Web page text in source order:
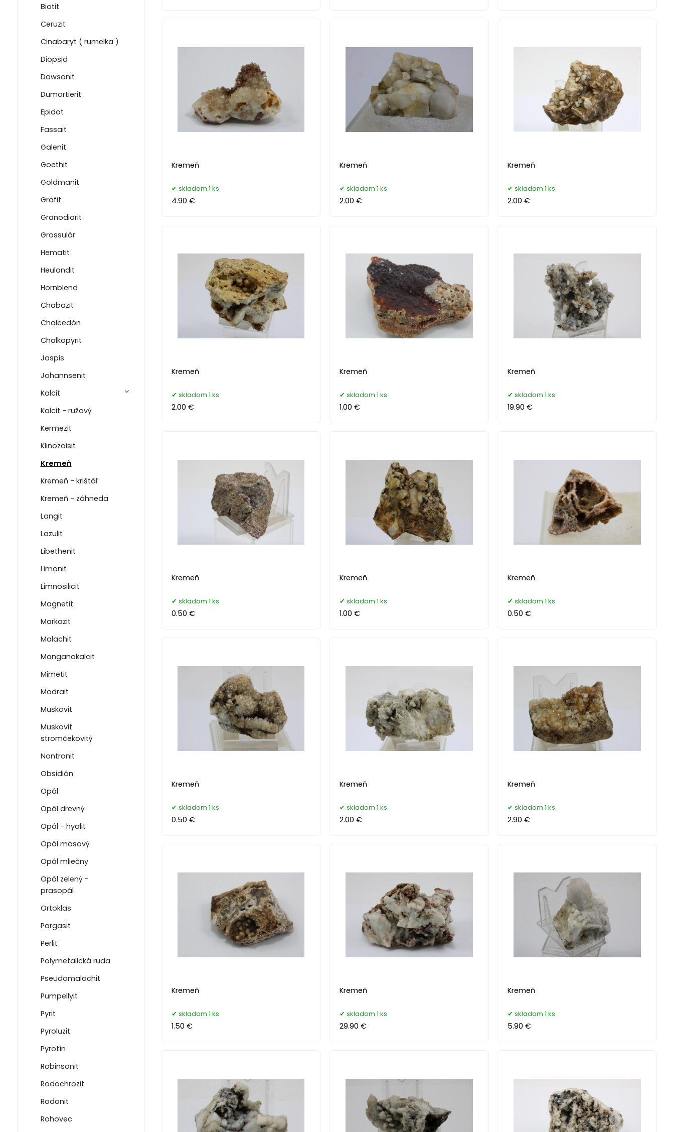
Biotit
Ceruzit
Cinabaryt ( rumelka )
Diopsid
Dawsonit
Dumortierit
Epidot
Fassait
Galenit
Goethit
Goldmanit
Grafit
Granodiorit
Grossulár
Hematit
Heulandit
Hornblend
Chabazit
Chalcedón
Chalkopyrit
Jaspis
Johannsenit
Kalcit
Kalcit - ružový
Kermezit
Klinozoisit
Kremeň
Kremeň - krištáľ
Kremeň - záhneda
Langit
Lazulit
Libethenit
Limonit
Limnosilicit
Magnetit
Markazit
Malachit
Manganokalcit
Mimetit
Modrait
Muskovit
Muskovit
stromčekovitý
Nontronit
Obsidián
Opál
Opál drevný
Opál - hyalit
Opál mäsový
Opál mliečny
Opál zelený -
prasopál
Ortoklas
Pargasit
Perlit
Polymetalická ruda
Pseudomalachit
Pumpellyit
Pyrit
Pyroluzit
Pyrotín
Robinsonit
Rodochrozit
Rodonit
Rohovec
Kremeň
skladom 1 ks
4.90 €
Kremeň
skladom 1 ks
2.00 €
Kremeň
skladom 1 ks
2.00 €
Kremeň
skladom 1 ks
2.00 €
Kremeň
skladom 1 ks
1.00 €
Kremeň
skladom 1 ks
19.90 €
Kremeň
skladom 1 ks
0.50 €
Kremeň
skladom 1 ks
1.00 €
Kremeň
skladom 1 ks
0.50 €
Kremeň
skladom 1 ks
0.50 €
Kremeň
skladom 1 ks
2.00 €
Kremeň
skladom 1 ks
2.90 €
Kremeň
skladom 1 ks
1.50 €
Kremeň
skladom 1 ks
29.90 €
Kremeň
skladom 1 ks
5.90 €